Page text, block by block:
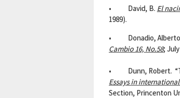
• David, B. El
1989).
• Donadio, Alberto.
Cambio 16, No.58;
• Dunn, Robert.
Essays in
Section, Princenton